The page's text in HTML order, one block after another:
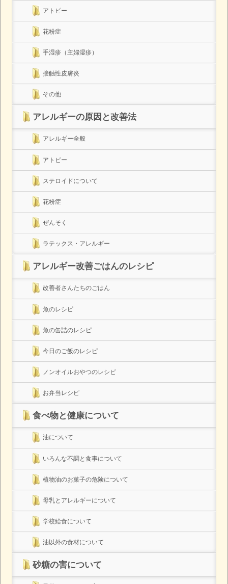
アトピー
花粉症
手湿疹（主婦湿疹）
接触性皮膚炎
その他
アレルギーの原因と改善法
アレルギー全般
アトピー
ステロイドについて
花粉症
ぜんそく
ラテックス・アレルギー
アレルギー改善ごはんのレシピ
改善者さんたちのごはん
魚のレシピ
魚の缶詰のレシピ
今日のご飯のレシピ
ノンオイルおやつのレシピ
お弁当レシピ
食べ物と健康について
油について
いろんな不調と食事について
植物油のお菓子の危険について
母乳とアレルギーについて
学校給食について
油以外の食材について
砂糖の害について